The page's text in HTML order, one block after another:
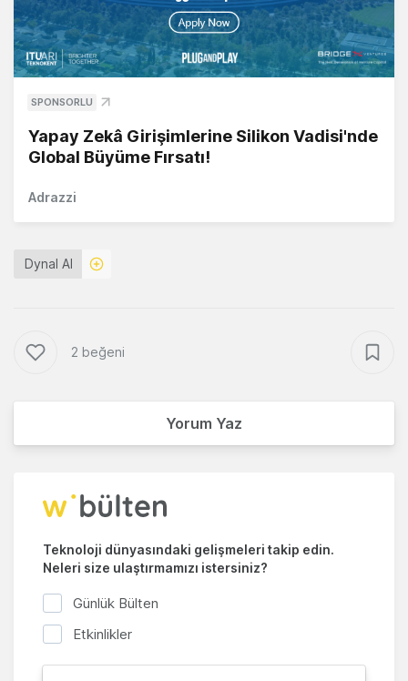
SPONSORLU
Yapay Zekâ Girişimlerine Silikon Vadisi'nde
Global Büyüme Fırsatı!
Adrazzi
Dynal AI
2 beğeni
Yorum Yaz
Teknoloji dünyasındaki gelişmeleri takip edin.
Neleri size ulaştırmamızı istersiniz?
Günlük Bülten
Etkinlikler